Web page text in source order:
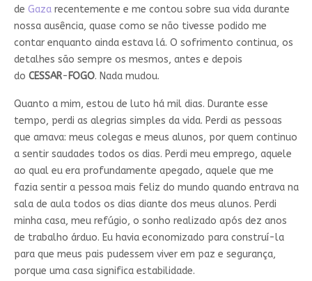
de Gazarecentemente e me contou sobre sua vida durante
nossa ausência, quase como se não tivesse podido me
contar enquanto ainda estava lá. O sofrimento continua, os
detalhes são sempre os mesmos, antes e depois
do CESSAR- FOGO. Nada mudou.
Quanto a mim, estou de luto há mil dias. Durante esse
tempo, perdi as alegrias simples da vida. Perdi as pessoas
que amava: meus colegas e meus alunos, por quem continuo
a sentir saudades todos os dias. Perdi meu emprego, aquele
ao qual eu era profundamente apegado, aquele que me
fazia sentir a pessoa mais feliz do mundo quando entrava na
sala de aula todos os dias diante dos meus alunos. Perdi
minha casa, meu refúgio, o sonho realizado após dez anos
de trabalho árduo. Eu havia economizado para construí-la
para que meus pais pudessem viver em paz e segurança,
porque uma casa significa estabilidade.